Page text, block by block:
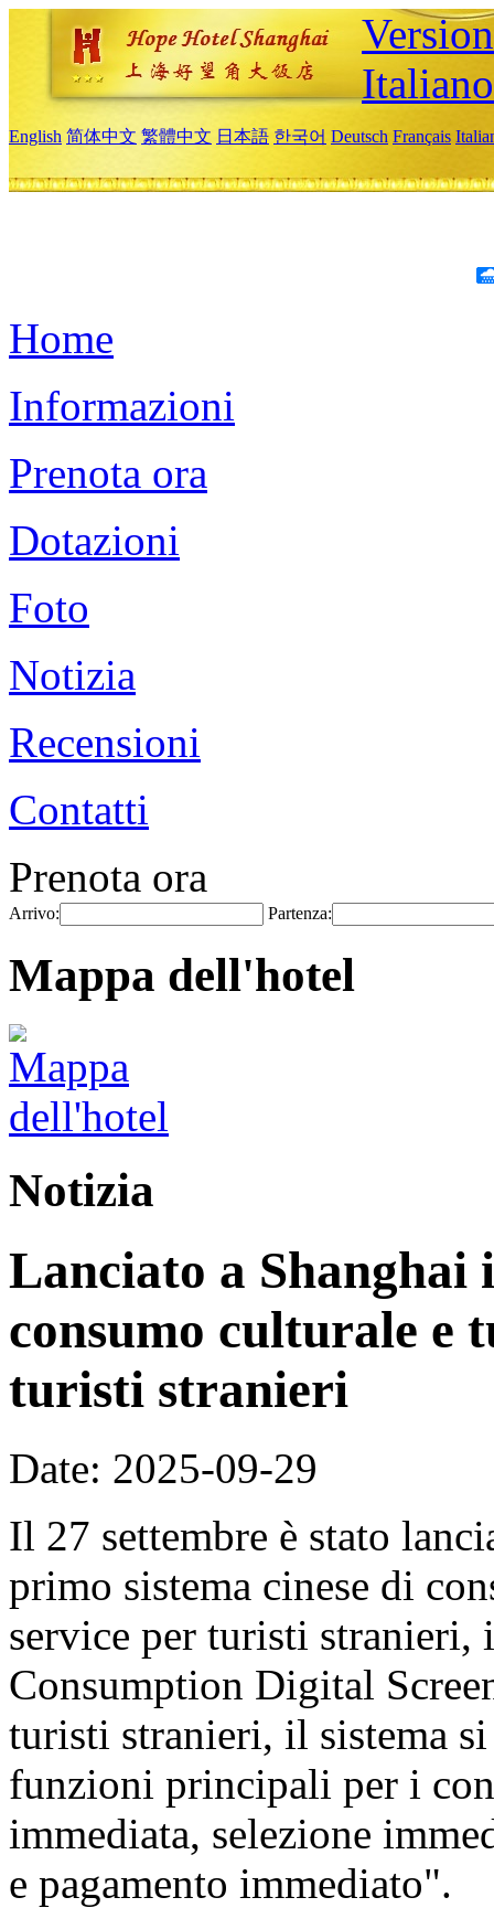
Italiano
English 简体中文 繁體中文 日本語 한국어 Deutsch Français
Home
Informazioni
Prenota ora
Dotazioni
Foto
Notizia
Recensioni
Contatti
Prenota ora
Arrivo: Partenza:
Mappa dell'hotel
Notizia
Lanciato a Shanghai
consumo culturale e
turisti stranieri
Date: 2025-09-29
Il 27 settembre è stato
primo sistema cinese di
service per turisti
Consumption Digital
turisti stranieri, il sistema
funzioni principali per i
immediata, selezione
e pagamento immediato".